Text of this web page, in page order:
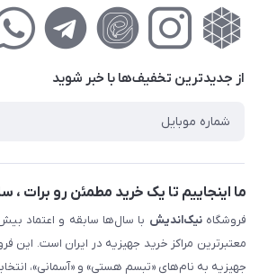
کوچه گلریز 4 غربی ، پلاک 13
لیست محصولات
راهنمای‌خرید‌آنلاین
حریم خصوصی
فروش‌اقساطی
از جدید‌ترین تخفیف‌ها با‌ خبر شوید
ما اینجاییم تا یک خرید مطمئن رو برات ،
فروشگاهنیک‌اندیش
معتبرترین مراکز خرید جهیزیه در ایران است. این
جهیزیه به نام‌های «تبسم هستی» و «آسمانی»،